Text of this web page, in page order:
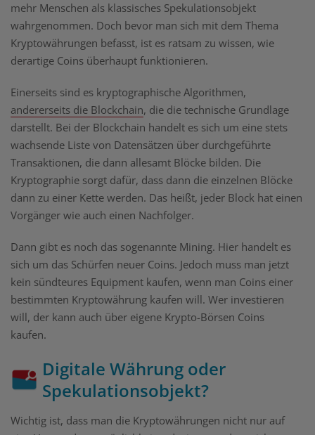
mehr Menschen als klassisches Spekulationsobjekt
wahrgenommen. Doch bevor man sich mit dem Thema
Kryptowährungen befasst, ist es ratsam zu wissen, wie
derartige Coins überhaupt funktionieren.
Einerseits sind es kryptographische Algorithmen,
andererseits die Blockchain, die die technische Grundlage
darstellt. Bei der Blockchain handelt es sich um eine stets
wachsende Liste von Datensätzen über durchgeführte
Transaktionen, die dann allesamt Blöcke bilden. Die
Kryptographie sorgt dafür, dass dann die einzelnen Blöcke
dann zu einer Kette werden. Das heißt, jeder Block hat einen
Vorgänger wie auch einen Nachfolger.
Dann gibt es noch das sogenannte Mining. Hier handelt es
sich um das Schürfen neuer Coins. Jedoch muss man jetzt
kein sündteures Equipment kaufen, wenn man Coins einer
bestimmten Kryptowährung kaufen will. Wer investieren
will, der kann auch über eigene Krypto-Börsen Coins
kaufen.
Digitale Währung oder
Spekulationsobjekt?
Wichtig ist, dass man die Kryptowährungen nicht nur auf